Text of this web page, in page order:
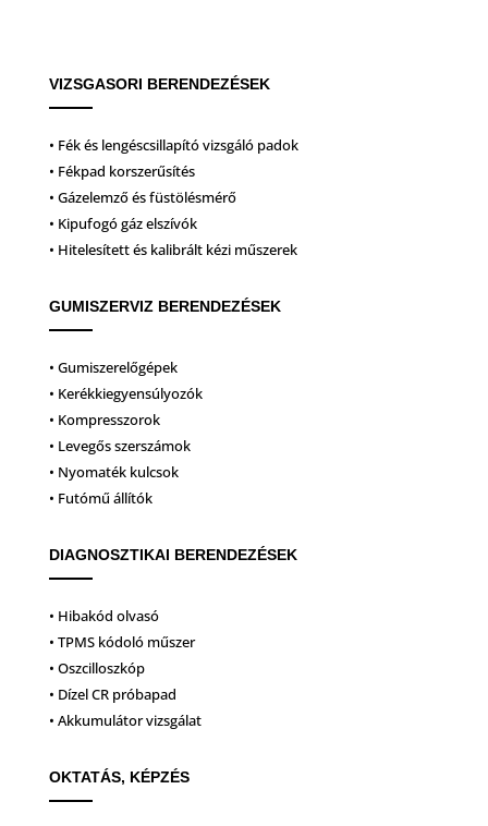
VIZSGASORI BERENDEZÉSEK
• Fék és lengéscsillapító vizsgáló padok
• Fékpad korszerűsítés
• Gázelemző és füstölésmérő
• Kipufogó gáz elszívók
• Hitelesített és kalibrált kézi műszerek
GUMISZERVIZ BERENDEZÉSEK
• Gumiszerelőgépek
• Kerékkiegyensúlyozók
• Kompresszorok
• Levegős szerszámok
• Nyomaték kulcsok
• Futómű állítók
DIAGNOSZTIKAI BERENDEZÉSEK
• Hibakód olvasó
• TPMS kódoló műszer
• Oszcilloszkóp
• Dízel CR próbapad
• Akkumulátor vizsgálat
OKTATÁS, KÉPZÉS